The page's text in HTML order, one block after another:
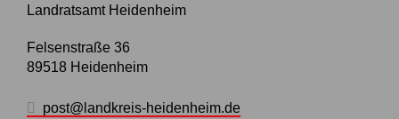
Landratsamt Heidenheim
Felsenstraße 36
89518 Heidenheim
post@landkreis-heidenheim.de